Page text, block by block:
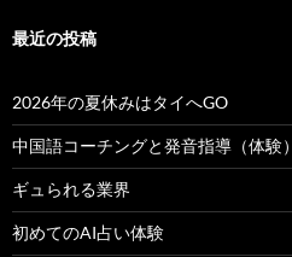
最近の投稿
2026年の夏休みはタイへGO
中国語コーチングと発音指導（体験）
ギュられる業界
初めてのAI占い体験